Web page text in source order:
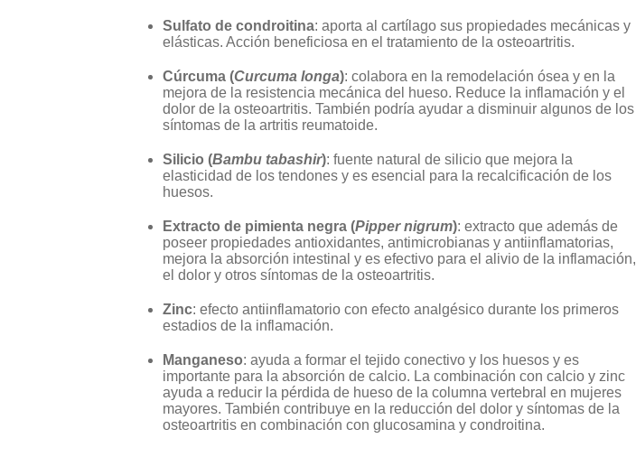
Sulfato de condroitina: aporta al cartílago sus propiedades mecánicas y
elásticas. Acción beneficiosa en el tratamiento de la osteoartritis.
Cúrcuma (Curcuma longa): colabora en la remodelación ósea y en la
mejora de la resistencia mecánica del hueso. Reduce la inflamación y el
dolor de la osteoartritis. También podría ayudar a disminuir algunos de los
síntomas de la artritis reumatoide.
Silicio (Bambu tabashir): fuente natural de silicio que mejora la
elasticidad de los tendones y es esencial para la recalcificación de los
huesos.
Extracto de pimienta negra (Pipper nigrum): extracto que además de
poseer propiedades antioxidantes, antimicrobianas y antiinflamatorias,
mejora la absorción intestinal y es efectivo para el alivio de la inflamación,
el dolor y otros síntomas de la osteoartritis.
Zinc: efecto antiinflamatorio con efecto analgésico durante los primeros
estadios de la inflamación.
Manganeso: ayuda a formar el tejido conectivo y los huesos y es
importante para la absorción de calcio. La combinación con calcio y zinc
ayuda a reducir la pérdida de hueso de la columna vertebral en mujeres
mayores. También contribuye en la reducción del dolor y síntomas de la
osteoartritis en combinación con glucosamina y condroitina.